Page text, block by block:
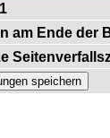
am Ende der